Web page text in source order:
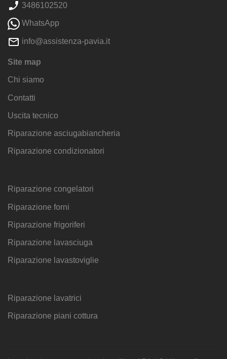
3486102520
WhatsApp
info@assistenza-pavia.it
Site map
Chi siamo
Contatti
Uscita tecnico
Riparazione asciugabiancheria
Riparazione condizionatori
Riparazione congelatori
Riparazione forni
Riparazione frigoriferi
Riparazione lavasciuga
Riparazione lavastoviglie
Riparazione lavatrici
Riparazione piani cottura